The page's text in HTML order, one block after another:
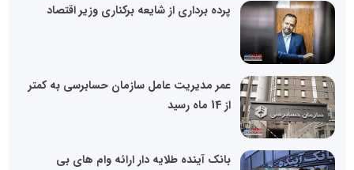
پرده برداری از شایعه برکناری وزیر اقتصاد
عمر مدیریت عامل سازمان حسابرسی به کمتر
از 14 ماه رسید
بانک آینده طلایه دار ارائه وام های بی